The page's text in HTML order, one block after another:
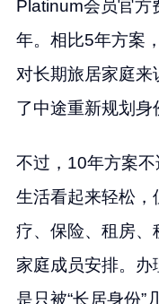
Platinum会员官方
年。相比5年方案
对长期旅居家庭
了中途重新规划身
不过，10年方案
生活看起来轻松，
疗、保险、租房、
家庭成员安排。
是只被“长居身份”